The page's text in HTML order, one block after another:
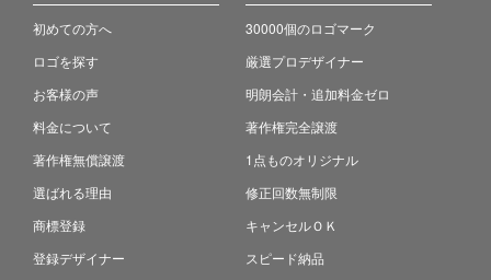
初めての方へ
ロゴを探す
お客様の声
料金について
著作権無償譲渡
選ばれる理由
商標登録
登録デザイナー
30000個のロゴマーク
厳選プロデザイナー
明朗会計・追加料金ゼロ
著作権完全譲渡
1点ものオリジナル
修正回数無制限
キャンセルＯＫ
スピード納品